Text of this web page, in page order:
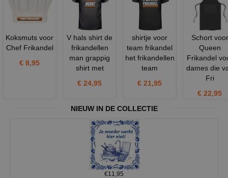
Koksmuts voor
Chef Frikandel
€ 8,95
V hals shirt de
frikandellen
man grappig
shirt met
€ 24,95
shirtje voor
team frikandel
het frikandellen
team
€ 21,95
Schort voor
Queen
Frikandel
dames die
Fri
€ 22,95
NIEUW IN DE COLLECTIE
€11,95